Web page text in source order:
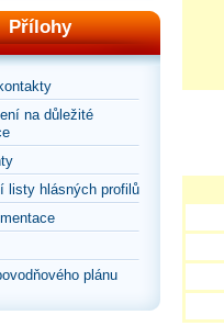
Přílohy
na důležité
listy hlásných profilů
plánu